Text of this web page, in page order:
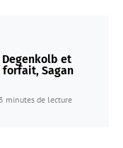
Degenkolb et
Sagan
3 minutes de lecture